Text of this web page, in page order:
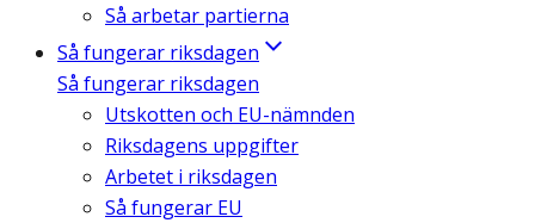
Så arbetar partierna
Så fungerar riksdagen
Så fungerar riksdagen
Utskotten och EU-nämnden
Riksdagens uppgifter
Arbetet i riksdagen
Så fungerar EU